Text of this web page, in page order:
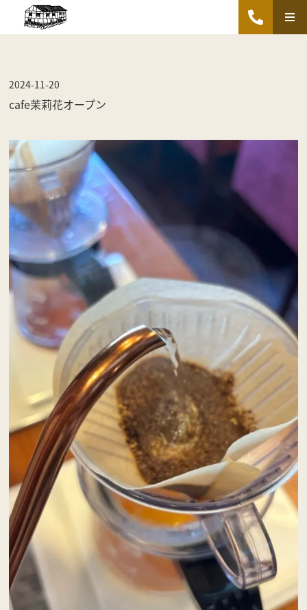
2024-11-20
cafe茉莉花オープン